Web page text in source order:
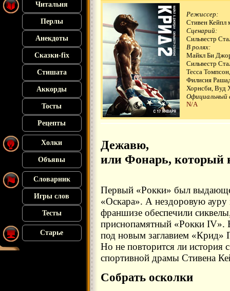
Читальня
Перлы
Анекдоты
Сказки-fix
Стишата
Аккорды
Тосты
Рецепты
Холки
Объявы
Словарник
Игры слов
Тесты
Старье
Режиссер:
Стивен Кейпл
Сценарий:
Сильвестр
В ролях:
Майкл Би
Сильвестр
Тесса Томпсон,
Филисия
Хорнсби, Вуд
Официальный
N/A
Дежавю,
или Фонарь, который
Первый «Рокки» был
«Оскара». А нездоровую
франшизе обеспечили
приснопамятный «Рокки
под новым заглавием «Крид»
Но не повторится ли история
спортивной драмы Стивена
Собрать осколки